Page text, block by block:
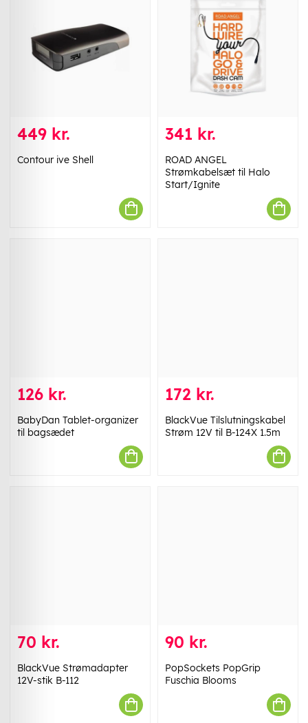
449 kr.
Contour ive Shell
341 kr.
ROAD ANGEL
Strømkabelsæt til Halo
Start/Ignite
126 kr.
BabyDan Tablet-organizer
til bagsædet
172 kr.
BlackVue Tilslutningskabel
Strøm 12V til B-124X 1.5m
70 kr.
BlackVue Strømadapter
12V-stik B-112
90 kr.
PopSockets PopGrip
Fuschia Blooms